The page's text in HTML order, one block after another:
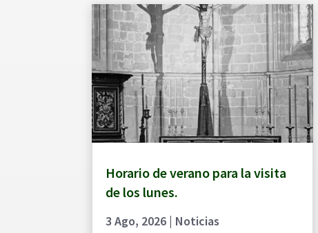
Horario de verano para la visita
de los lunes.
3 Ago, 2026 | Noticias